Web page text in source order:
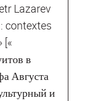
Lazarev
contextes
[«
в
Августа
и